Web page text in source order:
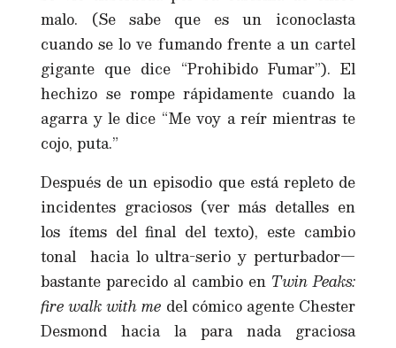
malo. (Se sabe que es un iconoclasta
cuando se lo ve fumando frente a un cartel
gigante que dice “Prohibido Fumar”). El
hechizo se rompe rápidamente cuando la
agarra y le dice “Me voy a reír mientras te
cojo, puta.”
Después de un episodio que está repleto de
incidentes graciosos (ver más detalles en
los ítems del final del texto), este cambio
tonal hacia lo ultra-serio y perturbador—
bastante parecido al cambio en Twin Peaks:
fire walk with me del cómico agente Chester
Desmond hacia la para nada graciosa